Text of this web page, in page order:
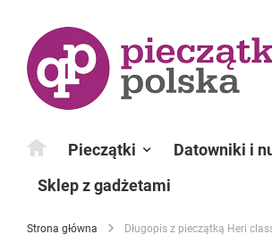
Pieczątki Datowniki i
Sklep z gadżetami
Strona główna Długopis z pieczątką Heri